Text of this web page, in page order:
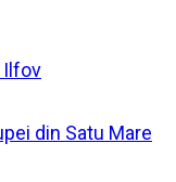
Ilfov
din Satu Mare